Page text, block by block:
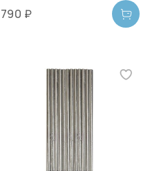
790 ₽